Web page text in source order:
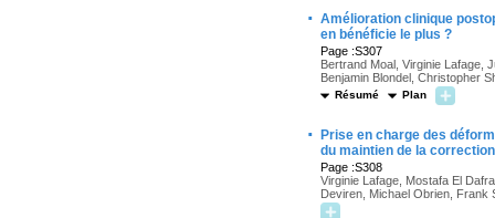
· Amélioration clinique
en bénéficie le plus ?
Page :S307
Bertrand Moal, Virginie Lafage,
Benjamin Blondel, Christopher
Résumé Plan
·
Prise en charge des
du maintien de la correction
Page :S308
Virginie Lafage, Mostafa El
Deviren, Michael Obrien, Frank